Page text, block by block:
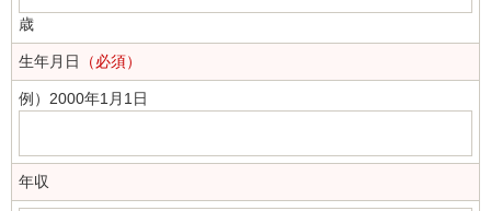
歳
生年月日 （必須）
例）2000年1月1日
年収